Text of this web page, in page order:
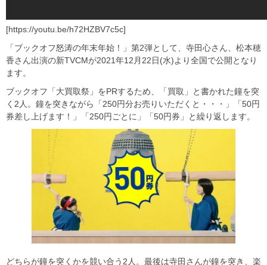
[https://youtu.be/h72HZBV7c5c]
「ブックオフ怒涛の年末年始！」第2弾として、寺田心さん、松本穂
香さん出演の新TVCMが2021年12月22日(水)より全国で公開となり
ます。
ブックオフ「大買取祭」をPRするため、「買取」と書かれた鐘を突
く2人。鐘を突きながら「250円分お売りいただくと・・・」「50円
券差し上げます！」「250円ごとに」「50円券」と繰り返します。
どちらが鐘を突くかを競い合う2人。最後は寺田さんが鐘を突き、楽